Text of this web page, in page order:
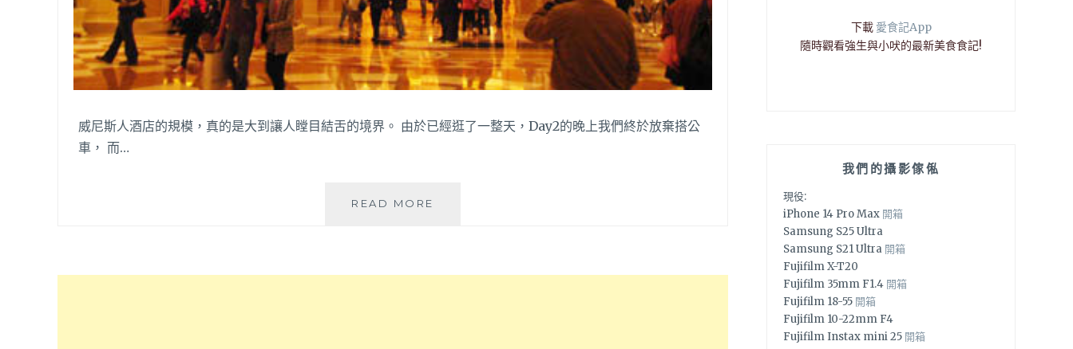
威尼斯人酒店的規模，真的是大到讓人瞠目結舌的境界。 由於已經逛了一整天，Day2的晚上我們終於放棄搭公
車， 而…
READ MORE
化
下載 愛食記App
隨時觀看強生與小吠的最新美食食記!
我們的攝影傢俬
現役:
iPhone 14 Pro Max 開箱
Samsung S25 Ultra
Samsung S21 Ultra 開箱
Fujifilm X-T20
Fujifilm 35mm F1.4 開箱
Fujifilm 18-55 開箱
Fujifilm 10-22mm F4
Fujifilm Instax mini 25 開箱